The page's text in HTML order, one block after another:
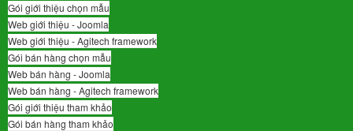
Gói giới thiệu chọn mẫu
Web giới thiệu - Joomla
Web giới thiệu - Agitech framework
Gói bán hàng chọn mẫu
Web bán hàng - Joomla
Web bán hàng - Agitech framework
Gói giới thiệu tham khảo
Gói bán hàng tham khảo